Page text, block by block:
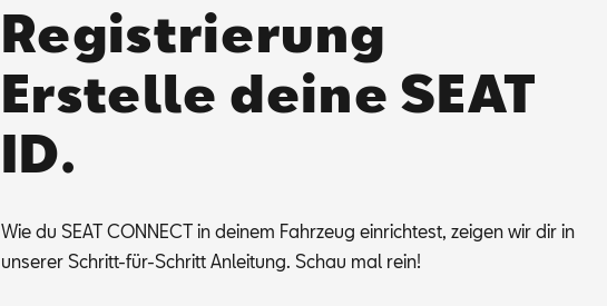
Registrierung
Erstelle deine SEAT
ID.
Wie du SEAT CON­NEC­T in dei­nem Fahr­zeug ein­rich­test, zei­gen wir dir in
un­se­rer Schritt-für-Schritt An­lei­tung. Schau mal rein!